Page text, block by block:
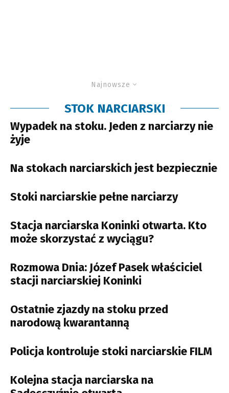
Najnowsze
STOK NARCIARSKI
Wypadek na stoku. Jeden z narciarzy nie
żyje
Na stokach narciarskich jest bezpiecznie
Stoki narciarskie pełne narciarzy
Stacja narciarska Koninki otwarta. Kto
może skorzystać z wyciągu?
Rozmowa Dnia: Józef Pasek właściciel
stacji narciarskiej Koninki
Ostatnie zjazdy na stoku przed
narodową kwarantanną
Policja kontroluje stoki narciarskie FILM
Kolejna stacja narciarska na